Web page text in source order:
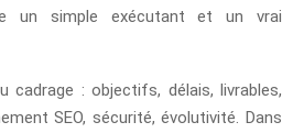
un simple exécutant et un vrai
cadrage : objectifs, délais, livrables,
SEO, sécurité, évolutivité. Dans